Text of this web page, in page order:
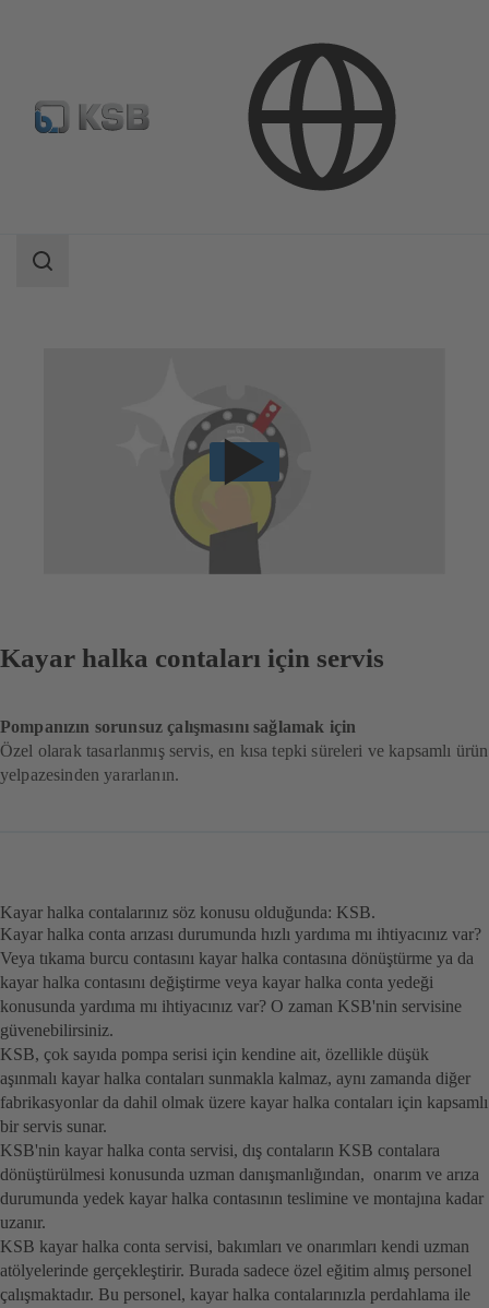
Search
Kayar halka contaları için servis
Pompanızın sorunsuz çalışmasını sağlamak için
Özel olarak tasarlanmış servis, en kısa tepki süreleri ve kapsamlı ürün
yelpazesinden yararlanın.
Kayar halka contalarınız söz konusu olduğunda: KSB.
Kayar halka conta arızası durumunda hızlı yardıma mı ihtiyacınız var?
Veya tıkama burcu contasını kayar halka contasına dönüştürme ya da
kayar halka contasını değiştirme veya kayar halka conta yedeği
konusunda yardıma mı ihtiyacınız var? O zaman KSB'nin servisine
güvenebilirsiniz.
KSB, çok sayıda pompa serisi için kendine ait, özellikle düşük
aşınmalı kayar halka contaları sunmakla kalmaz, aynı zamanda diğer
fabrikasyonlar da dahil olmak üzere kayar halka contaları için kapsamlı
bir servis sunar.
KSB'nin kayar halka conta servisi, dış contaların KSB contalara
dönüştürülmesi konusunda uzman danışmanlığından, onarım ve arıza
durumunda yedek kayar halka contasının teslimine ve montajına kadar
uzanır.
KSB kayar halka conta servisi, bakımları ve onarımları kendi uzman
atölyelerinde gerçekleştirir. Burada sadece özel eğitim almış personel
çalışmaktadır. Bu personel, kayar halka contalarınızla perdahlama ile